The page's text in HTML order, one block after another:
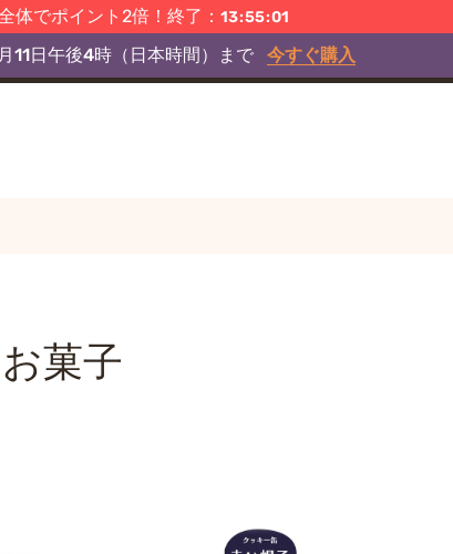
体でポイント2倍！終了： 13:54:59
11日午後4時（日本時間）まで今すぐ購入
初回注文が15%オフ！今すぐ登録
で速達配送が無料になります。もっと詳しく知る
お菓子